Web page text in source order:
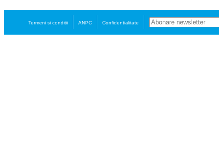
Termeni si conditii ANPC Confidentialitate